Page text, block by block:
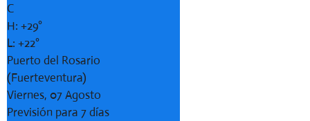
C
H: +29°
L: +22°
Puerto del Rosario
(Fuerteventura)
Viernes, 07 Agosto
Previsión para 7 días